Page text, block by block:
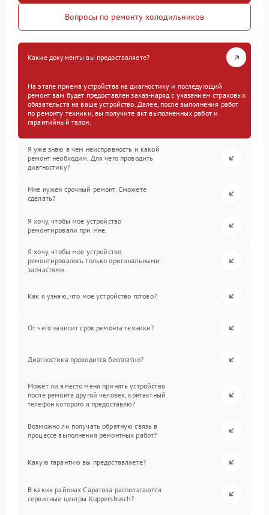
Вопросы по ремонту холодильников
Какие документы вы предоставляете?
На этапе приема устройства на диагностику и последующий
ремонт вам будет предоставлен заказ-наряд с указанием страховых
обязательств на ваше устройство. Далее, после выполнения работ
по ремонту техники, вы получите акт выполненных работ и
гарантийный талон.
Я уже знаю в чем неисправность и какой
ремонт необходим. Для чего проводить
диагностику?
Мне нужен срочный ремонт. Сможете
сделать?
Я хочу, чтобы мое устройство
ремонтировали при мне.
Я хочу, чтобы мое устройство
ремонтировалось только оригинальными
запчастями.
Как я узнаю, что мое устройство готово?
От чего зависит срок ремонта техники?
Диагностика проводится бесплатно?
Может ли вместо меня принять устройство
после ремонта другой человек, контактный
телефон которого я предоставлю?
Возможно ли получать обратную связь в
процессе выполнения ремонтных работ?
Какую гарантию вы предоставляете?
В каких районах Саратова располагаются
сервисные центры Kuppersbusch?